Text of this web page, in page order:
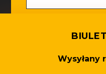
Wysyłany